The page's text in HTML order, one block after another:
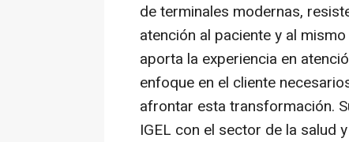
de terminales modernas,
atención al paciente y al
aporta la experiencia en
enfoque en el cliente
afrontar esta transformación.
IGEL con el sector de la salud